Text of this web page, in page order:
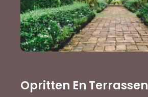
Opritten En Terrassen